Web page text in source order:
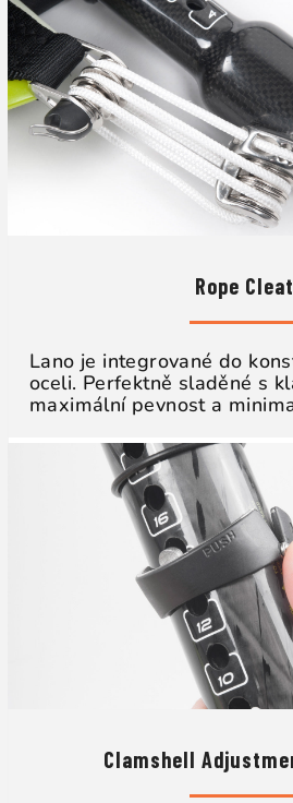
Rope Cleat
Lano je integrované do
oceli. Perfektně sladěné s
maximální pevnost a
Clamshell